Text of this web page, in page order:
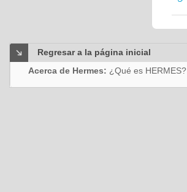
Regresar a la página inicial
Acerca de Hermes: ¿Qué es HERMES?